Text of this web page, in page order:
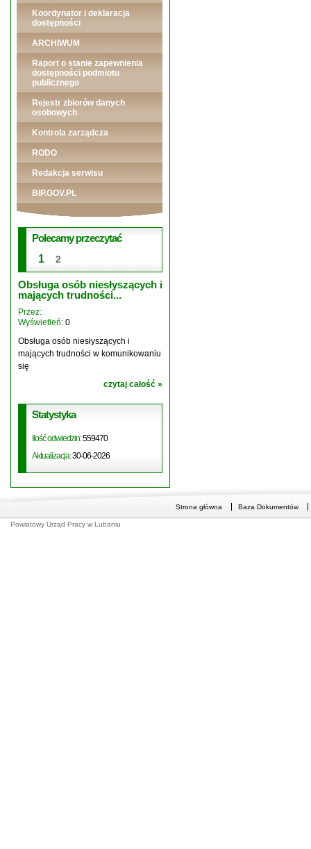
Koordynator i deklaracja
dostępności
ARCHIWUM
Raport o stanie zapewnienia
dostępności podmiotu
publicznego
Rejestr zbiorów danych
osobowych
Kontrola zarządcza
RODO
Redakcja serwisu
BIP.GOV.PL
Polecamy przeczytać
1 2
Ogłoszenia i Komunikaty
Przez:
Wyświetleń:
czytaj całość
Statystyka
Aktualizacja:30-06-2026